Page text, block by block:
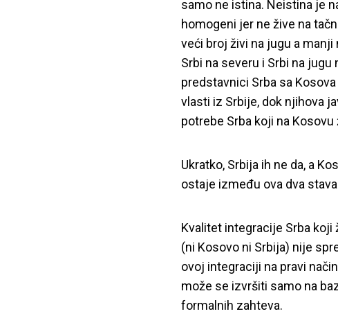
samo ne istina. Neistina je
homogeni jer ne žive na
veći broj živi na jugu a manji
Srbi na severu i Srbi na jugu
predstavnici Srba sa
vlasti iz Srbije, dok njihova
potrebe Srba koji na Kosovu
Ukratko, Srbija ih ne da, a
ostaje između ova dva
Kvalitet integracije Srba koji
(ni Kosovo ni Srbija) nije
ovoj integraciji na pravi
može se izvršiti samo na
formalnih zahteva.